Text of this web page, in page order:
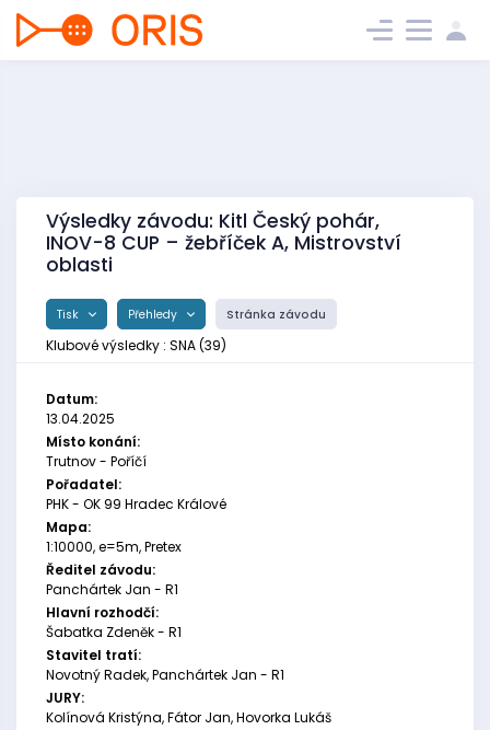
Výsledky závodu: Kitl Český pohár,
INOV-8 CUP – žebříček A, Mistrovství
oblasti
Tisk Přehledy Stránka závodu
Klubové výsledky : SNA (39)
Datum:
13.04.2025
Místo konání:
Trutnov - Poříčí
Pořadatel:
PHK - OK 99 Hradec Králové
Mapa:
1:10000, e=5m, Pretex
Ředitel závodu:
Panchártek Jan - R1
Hlavní rozhodčí:
Šabatka Zdeněk - R1
Stavitel tratí:
Novotný Radek, Panchártek Jan - R1
JURY:
Kolínová Kristýna, Fátor Jan, Hovorka Lukáš